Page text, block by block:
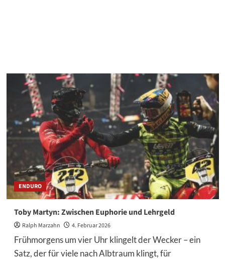
ENDURO
Toby Martyn: Zwischen Euphorie und Lehrgeld
Ralph Marzahn 4. Februar 2026
Frühmorgens um vier Uhr klingelt der Wecker – ein
Satz, der für viele nach Albtraum klingt, für